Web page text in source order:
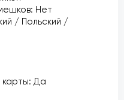
Нет
/ Польский /
карты: Да